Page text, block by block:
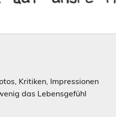
Kritiken, Impressionen
das Lebensgefühl